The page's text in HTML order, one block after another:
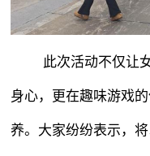
此次活动不仅让
身心，更在趣味游戏
养。大家纷纷表示，